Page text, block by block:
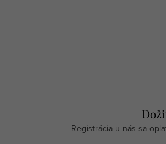
Registrácia u nás sa